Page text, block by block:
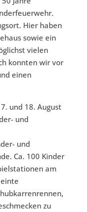
Hier haben
sowie ein
vielen
konnten wir vor
einen
und 18. August
und
und
Ca. 100 Kinder
am
zu